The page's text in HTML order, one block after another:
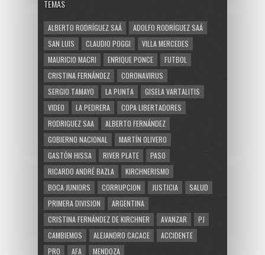
TEMAS
ALBERTO RODRÍGUEZ SAÁ
ADOLFO RODRÍGUEZ SAÁ
SAN LUIS
CLAUDIO POGGI
VILLA MERCEDES
MAURICIO MACRI
ENRIQUE PONCE
FUTBOL
CRISTINA FERNÁNDEZ
CORONAVIRUS
SERGIO TAMAYO
LA PUNTA
GISELA VARTALITIS
VIDEO
LA PEDRERA
COPA LIBERTADORES
RODRIGUEZ SAA
ALBERTO FERNÁNDEZ
GOBIERNO NACIONAL
MARTÍN OLIVERO
GASTÓN HISSA
RIVER PLATE
PASO
RICARDO ANDRÉ BAZLA
KIRCHNERISMO
BOCA JUNIORS
CORRUPCION JUSTICIA
SALUD
PRIMERA DIVISION
ARGENTINA
CRISTINA FERNÁNDEZ DE KIRCHNER
AVANZAR
PJ
CAMBIEMOS
ALEJANDRO CACACE
ACCIDENTE
PRO
AFA MENDOZA